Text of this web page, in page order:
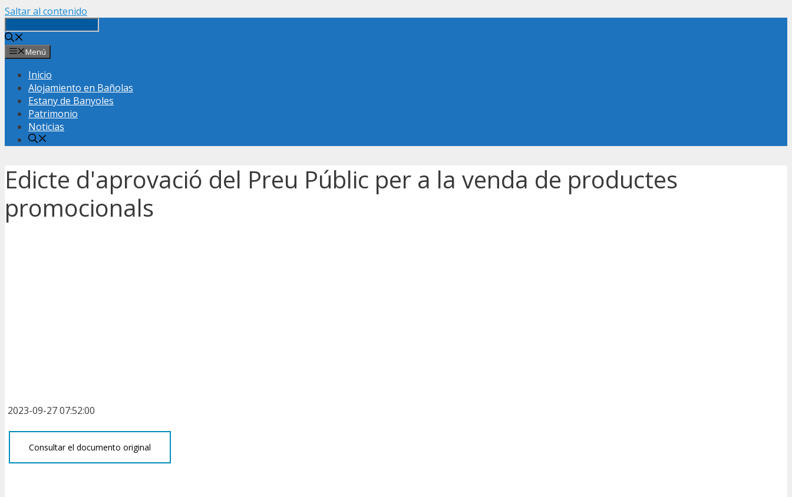
Saltar al contenido
Menú
Inicio
Alojamiento en Bañolas
Estany de Banyoles
Patrimonio
Noticias
Edicte d'aprovació del Preu Públic per a la venda de productes
promocionals
2023-09-27 07:52:00
Consultar el documento original